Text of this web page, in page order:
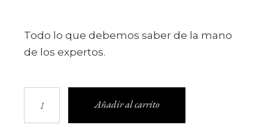
Todo lo que debemos saber de la mano
de los expertos.
Dengue - todo lo que debemos saber de la
Añadir al carrito